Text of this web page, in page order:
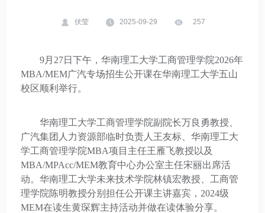
伏莹 2025-09-29 257
9月27日下午，华南理工大学工商管理学院2026年
MBA/MEM广汽专场招生公开课在华南理工大学五山
校区顺利举行。
华南理工大学工商管理学院副院长万良勇教授、
广汽集团人力资源部临时负责人王友标、华南理工大
学工商管理学院MBA项目主任王雁飞教授以及
MBA/MPAcc/MEM教育中心办公室主任宋丽出席活
动。华南理工大学未来技术学院林镇宏教授、工商管
理学院陈明教授分别担任公开课主讲嘉宾，2024级
MEM在读生黄琛辉主持活动并做在读体验分享。